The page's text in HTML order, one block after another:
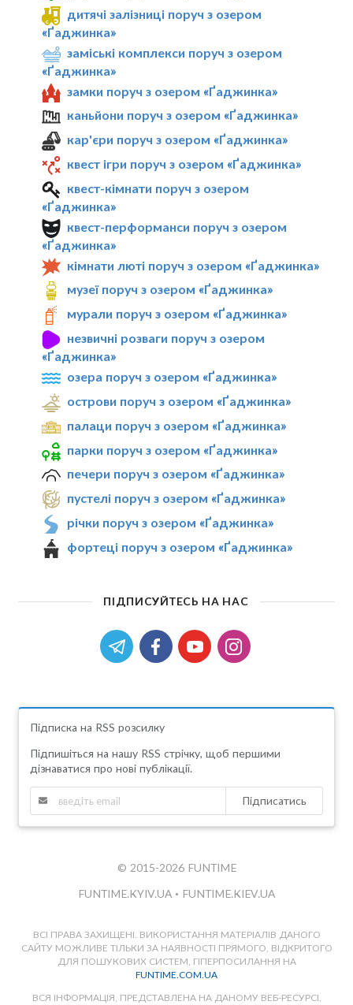
дитячі залізниці поруч з озером
«Ґаджинка»
заміські комплекси поруч з озером
«Ґаджинка»
замки поруч з озером «Ґаджинка»
каньйони поруч з озером «Ґаджинка»
кар'єри поруч з озером «Ґаджинка»
квест ігри поруч з озером «Ґаджинка»
квест-кімнати поруч з озером
«Ґаджинка»
квест-перформанси поруч з озером
«Ґаджинка»
кімнати люті поруч з озером «Ґаджинка»
музеї поруч з озером «Ґаджинка»
мурали поруч з озером «Ґаджинка»
незвичні розваги поруч з озером
«Ґаджинка»
озера поруч з озером «Ґаджинка»
острови поруч з озером «Ґаджинка»
палаци поруч з озером «Ґаджинка»
парки поруч з озером «Ґаджинка»
печери поруч з озером «Ґаджинка»
пустелі поруч з озером «Ґаджинка»
річки поруч з озером «Ґаджинка»
фортеці поруч з озером «Ґаджинка»
ПІДПИСУЙТЕСЬ НА НАС
Підписка на RSS розсилку
Підпишіться на нашу RSS стрічку, щоб першими
дізнаватися про нові публікації.
Підписатись
© 2015-2026 FUNTIME
FUNTIME.KYIV.UA • FUNTIME.KIEV.UA
ВСІ ПРАВА ЗАХИЩЕНІ. ВИКОРИСТАННЯ МАТЕРІАЛІВ ДАНОГО
САЙТУ МОЖЛИВЕ ТІЛЬКИ ЗА НАЯВНОСТІ ПРЯМОГО, ВІДКРИТОГО
ДЛЯ ПОШУКОВИХ СИСТЕМ, ГІПЕРПОСИЛАННЯ НА
FUNTIME.COM.UA
ВСЯ ІНФОРМАЦІЯ, ПРЕДСТАВЛЕНА НА ДАНОМУ ВЕБ-РЕСУРСІ,